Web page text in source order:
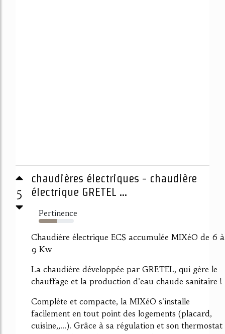
5
chaudières électriques - chaudière
électrique GRETEL ...
Pertinence
51%
Chaudière électrique ECS accumulée MIXéO de 6 à
9 Kw
La chaudière développée par GRETEL, qui gère le
chauffage et la production d'eau chaude sanitaire !
Complète et compacte, la MIXéO s'installe
facilement en tout point des logements (placard,
cuisine,,...). Grâce à sa régulation et son thermostat